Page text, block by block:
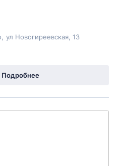
ул Новогиреевская , 13
Подробнее